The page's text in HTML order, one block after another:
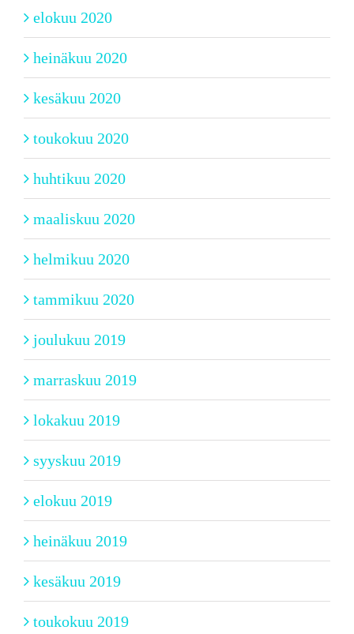
elokuu 2020
heinäkuu 2020
kesäkuu 2020
toukokuu 2020
huhtikuu 2020
maaliskuu 2020
helmikuu 2020
tammikuu 2020
joulukuu 2019
marraskuu 2019
lokakuu 2019
syyskuu 2019
elokuu 2019
heinäkuu 2019
kesäkuu 2019
toukokuu 2019